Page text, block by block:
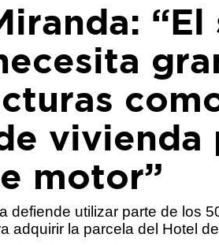
“El
vivienda
motor”
defiende utilizar parte de los
adquirir la parcela del Hotel